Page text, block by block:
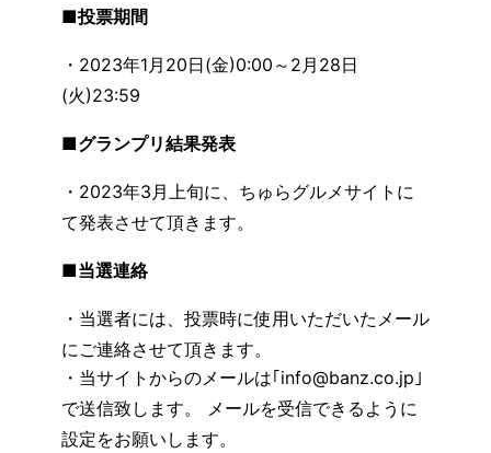
■投票期間
・2023年1月20日(金)0:00～2月28日
(火)23:59
■グランプリ結果発表
・2023年3月上旬に、ちゅらグルメサイトに
て発表させて頂きます。
■当選連絡
・当選者には、投票時に使用いただいたメール
にご連絡させて頂きます。
・当サイトからのメールは｢info@banz.co.jp｣
で送信致します。
メールを受信できるように
設定をお願いします。